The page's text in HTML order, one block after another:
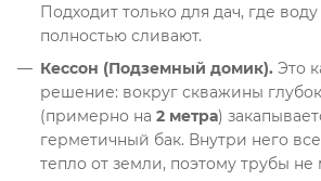
Подходит только для дач, где
полностью сливают.
Кессон (Подземный домик). Это
решение: вокруг скважины
(примерно на 2 метра)
герметичный бак. Внутри него
тепло от земли, поэтому трубы не